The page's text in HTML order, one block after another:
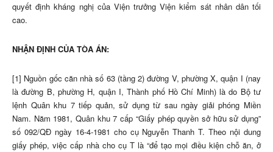
quyết định kháng nghị của Viện trưởng Viện kiểm sát nhân dân tối
cao.
NHẬN ĐỊNH CỦA TÒA ÁN:
[1] Nguồn gốc căn nhà số 63 (tầng 2) đường V, phường X, quận I (nay
là đường B, phường H, quận I, Thành phố Hồ Chí Minh) là do Bộ tư
lệnh Quân khu 7 tiếp quản, sử dụng từ sau ngày giải phóng Miền
Nam. Năm 1981, Quân khu 7 cấp “Giấy phép quyền sở hữu sử dụng”
số 092/QĐ ngày 16-4-1981 cho cụ Nguyễn Thanh T. Theo nội dung
giấy phép, việc cấp nhà cho cụ T là “để tạo mọi điều kiện chỗ ăn, ở